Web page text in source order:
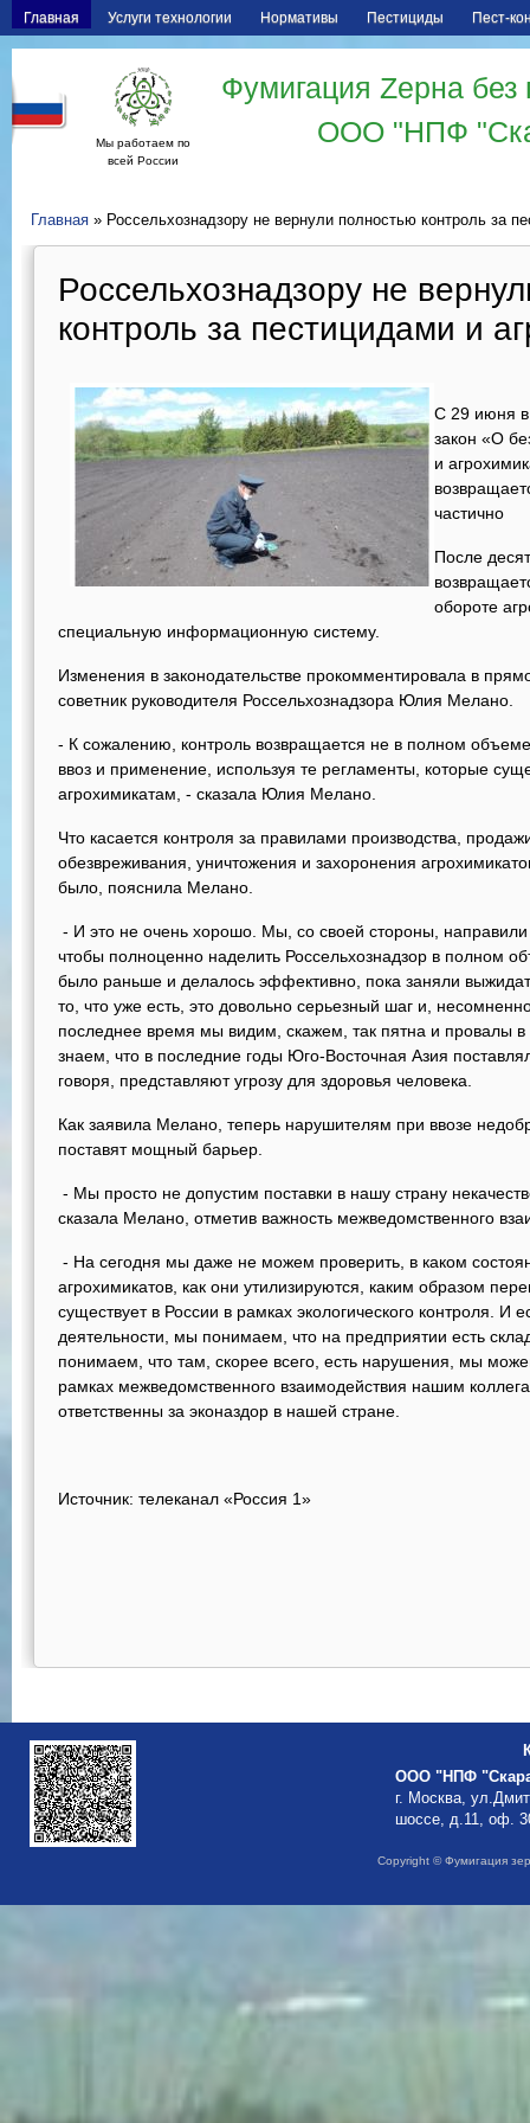
Главная Услуги технологии Нормативы Пестициды Пест-
Мы работаем по
всей России
Фумигация Zерна
ООО "НПФ
Главная » Россельхознадзору не вернули полностью контроль за
Россельхознадзору не
контроль за пестицидами и
С 29 июня в
закон «О
и
частично
После
обороте
специальную информационную систему.
Изменения в законодательстве прокомментировала в
советник руководителя Россельхознадзора Юлия Мелано.
- К сожалению, контроль возвращается не в полном
ввоз и применение, используя те регламенты, которые
агрохимикатам, - сказала Юлия Мелано.
Что касается контроля за правилами производства,
обезвреживания, уничтожения и захоронения
было, пояснила Мелано.
- И это не очень хорошо. Мы, со своей стороны,
чтобы полноценно наделить Россельхознадзор в полном
было раньше и делалось эффективно, пока заняли
то, что уже есть, это довольно серьезный шаг и,
последнее время мы видим, скажем, так пятна и провалы
знаем, что в последние годы Юго-Восточная Азия
говоря, представляют угрозу для здоровья человека.
Как заявила Мелано, теперь нарушителям при ввозе
поставят мощный барьер.
- Мы просто не допустим поставки в нашу страну
сказала Мелано, отметив важность межведомственного
- На сегодня мы даже не можем проверить, в каком
агрохимикатов, как они утилизируются, каким образом
существует в России в рамках экологического контроля.
деятельности, мы понимаем, что на предприятии есть
понимаем, что там, скорее всего, есть нарушения, мы
рамках межведомственного взаимодействия нашим
ответственны за эконаздор в нашей стране.
Источник: телеканал «Россия 1»
ООО "НПФ
г. Москва,
шоссе, д.11, оф.
Copyright © Фумигация